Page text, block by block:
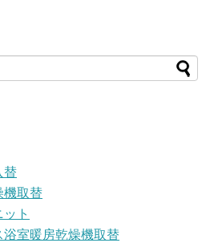
替
取替
ト
室暖房乾燥機取替